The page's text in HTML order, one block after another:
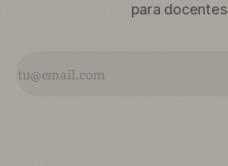
para docentes